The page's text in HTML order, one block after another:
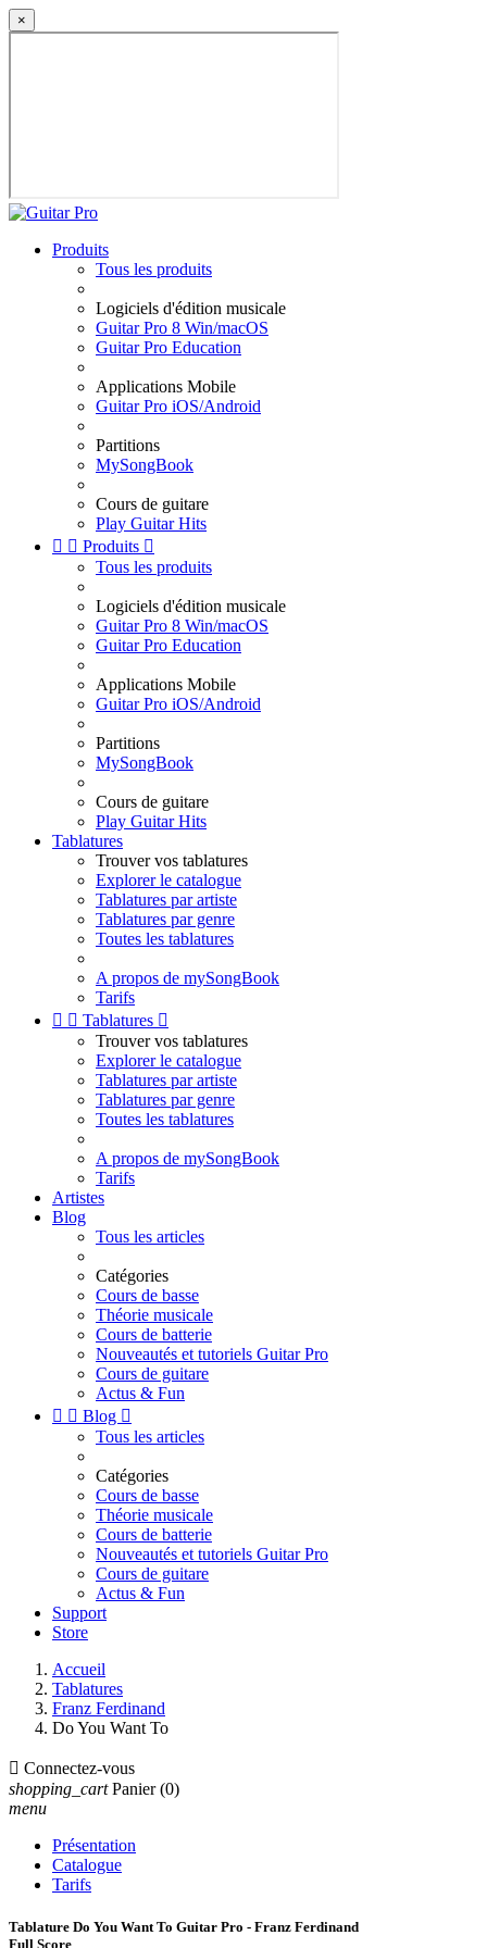
×
Produits
Tous les produits
Logiciels d'édition musicale
Guitar Pro 8 Win/macOS
Guitar Pro Education
Applications Mobile
Guitar Pro iOS/Android
Partitions
MySongBook
Cours de guitare
Play Guitar Hits
  Produits 
Tous les produits
Logiciels d'édition musicale
Guitar Pro 8 Win/macOS
Guitar Pro Education
Applications Mobile
Guitar Pro iOS/Android
Partitions
MySongBook
Cours de guitare
Play Guitar Hits
Tablatures
Trouver vos tablatures
Explorer le catalogue
Tablatures par artiste
Tablatures par genre
Toutes les tablatures
A propos de mySongBook
Tarifs
  Tablatures 
Trouver vos tablatures
Explorer le catalogue
Tablatures par artiste
Tablatures par genre
Toutes les tablatures
A propos de mySongBook
Tarifs
Artistes
Blog
Tous les articles
Catégories
Cours de basse
Théorie musicale
Cours de batterie
Nouveautés et tutoriels Guitar Pro
Cours de guitare
Actus & Fun
  Blog 
Tous les articles
Catégories
Cours de basse
Théorie musicale
Cours de batterie
Nouveautés et tutoriels Guitar Pro
Cours de guitare
Actus & Fun
Support
Store
Accueil
Tablatures
Franz Ferdinand
Do You Want To
 Connectez-vous
shopping_cart Panier (0)
menu
Présentation
Catalogue
Tarifs
Tablature Do You Want To Guitar Pro - Franz Ferdinand
Full Score